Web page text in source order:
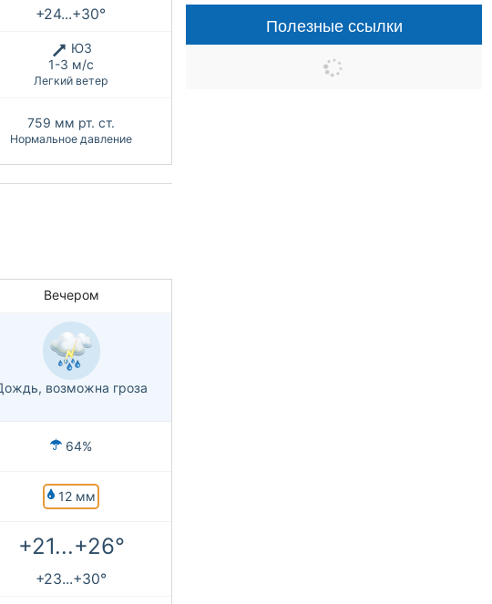
+24...+30°
ЮЗ
1-3 м/с
Легкий ветер
759 мм рт. ст.
Нормальное давление
Вечером
возможна гроза
64%
12 мм
+21...+26°
+23...+30°
Полезные ссылки